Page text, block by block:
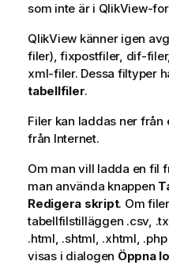
som inte är i QlikView-
QlikView känner igen
filer), fixpostfiler, dif-
xml-filer. Dessa filtyper
tabellfiler.
Filer kan laddas ner
från Internet.
Om man vill ladda en fil
man använda knappen
Redigera skript. Om
tabellfilstilläggen .csv,
.html, .shtml, .xhtml,
visas i dialogen Öppna